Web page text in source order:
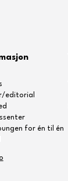
editorial
for én til én